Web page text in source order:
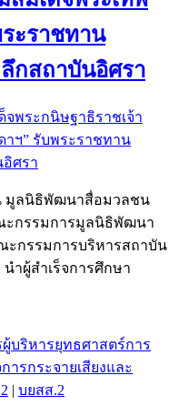
ะราชทาน
กสถาบันอิศรา
มูลนิธิพัฒนาสื่อมวลชน
ะกรรมการมูลนิธิพัฒนา
ะกรรมการบริหารสถาบัน
ำผู้สำเร็จการศึกษา
บริหารยุทธศาสตร์การ
รกระจายเสียงและ
| บยสส.2